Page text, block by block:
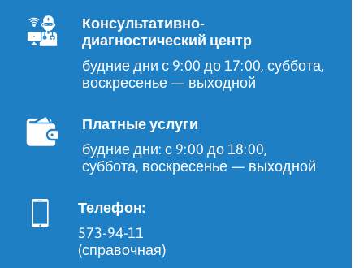
Консультативно-
диагностический центр
будние дни с 9:00 до 17:00, суббота,
воскресенье — выходной
Платные услуги
будние дни: с 9:00 до 18:00,
суббота, воскресенье — выходной
Телефон:
573-94-11
(справочная)